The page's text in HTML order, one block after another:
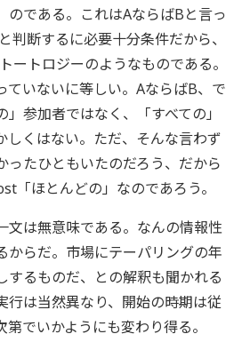
のである。これはAならばBと言っ
判断するに必要十分条件だから、
ートロジーのようなものである。
ていないに等しい。AならばB、で
参加者ではなく、「すべての」
しくはない。ただ、そんな言わず
ったひともいたのだろう、だから
「ほとんどの」なのであろう。
文は無意味である。なんの情報性
からだ。市場にテーパリングの年
するものだ、との解釈も聞かれる
行は当然異なり、開始の時期は従
でいかようにも変わり得る。